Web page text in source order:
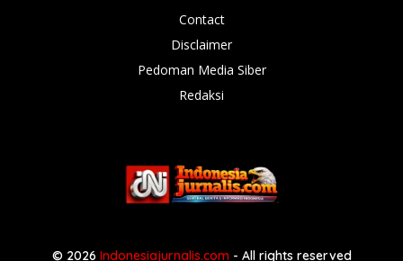
Contact
Disclaimer
Pedoman Media Siber
Redaksi
© 2026 Indonesiajurnalis.com - All rights reserved